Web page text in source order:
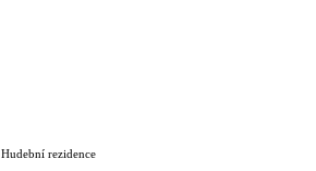
Hudební rezidence